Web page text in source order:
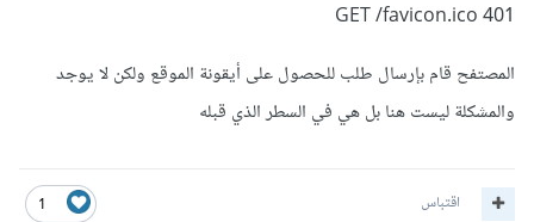
GET /favicon.ico 401
المصتفح قام بإرسال طلب للحصول على أيقونة الموقع ولكن لا يوجد
والمشكلة ليست هنا بل هي في السطر الذي قبله
1 اقتباس